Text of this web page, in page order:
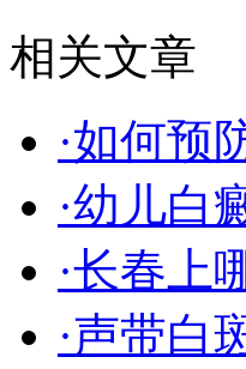
相关文章
·如何预
·幼儿白
·长春上
·声带白